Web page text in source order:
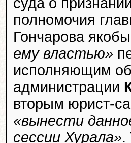
полномочия
Гончарова
ему властью»
исполняющим
администрации
вторым юрист-
«вынести
сессии Хурала».